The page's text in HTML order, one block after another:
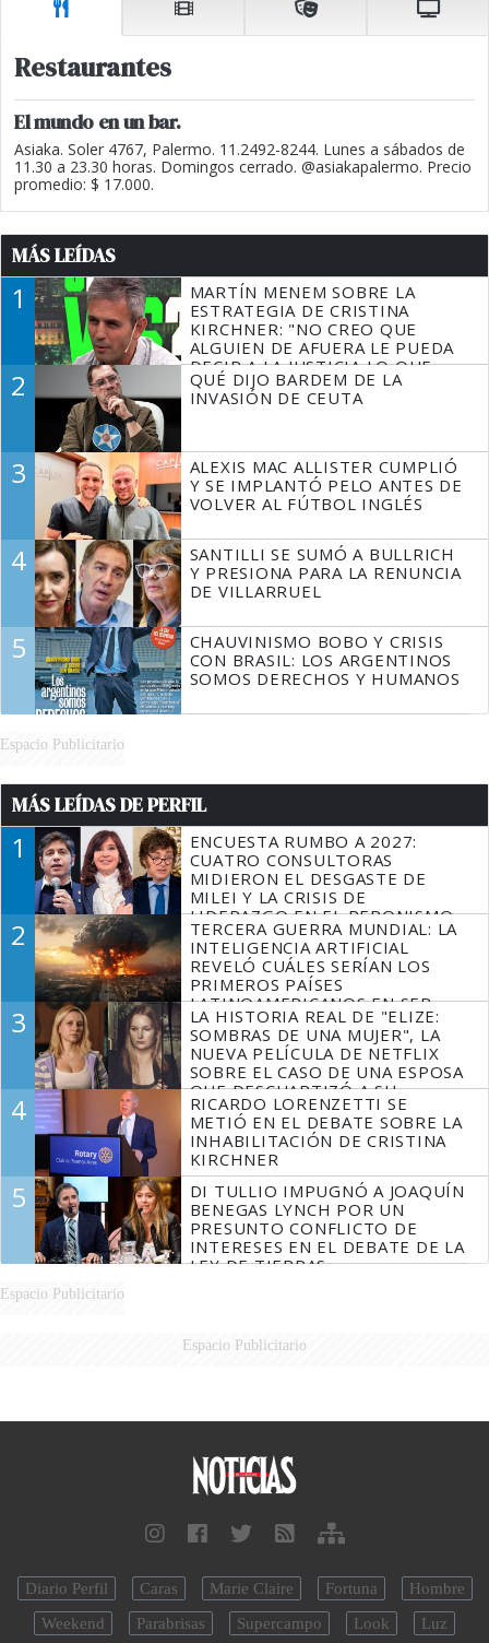
Restaurantes
El mundo en un bar.
Asiaka. Soler 4767, Palermo. 11.2492-8244. Lunes a sábados de
11.30 a 23.30 horas. Domingos cerrado. @asiakapalermo. Precio
promedio: $ 17.000.
MÁS LEÍDAS
1
MARTÍN MENEM SOBRE LA
ESTRATEGIA DE CRISTINA
KIRCHNER: "NO CREO QUE
ALGUIEN DE AFUERA LE PUEDA
DECIR A LA JUSTICIA LO QUE
TIENE QUE HACER"
2
QUÉ DIJO BARDEM DE LA
INVASIÓN DE CEUTA
3
ALEXIS MAC ALLISTER CUMPLIÓ
Y SE IMPLANTÓ PELO ANTES DE
VOLVER AL FÚTBOL INGLÉS
4
SANTILLI SE SUMÓ A BULLRICH
Y PRESIONA PARA LA RENUNCIA
DE VILLARRUEL
5
CHAUVINISMO BOBO Y CRISIS
CON BRASIL: LOS ARGENTINOS
SOMOS DERECHOS Y HUMANOS
Espacio Publicitario
MÁS LEÍDAS DE PERFIL
1
ENCUESTA RUMBO A 2027:
CUATRO CONSULTORAS
MIDIERON EL DESGASTE DE
MILEI Y LA CRISIS DE
LIDERAZGO EN EL PERONISMO
2
TERCERA GUERRA MUNDIAL: LA
INTELIGENCIA ARTIFICIAL
REVELÓ CUÁLES SERÍAN LOS
PRIMEROS PAÍSES
LATINOAMERICANOS EN SER
DERROTADOS
3
LA HISTORIA REAL DE "ELIZE:
SOMBRAS DE UNA MUJER", LA
NUEVA PELÍCULA DE NETFLIX
SOBRE EL CASO DE UNA ESPOSA
QUE DESCUARTIZÓ A SU
MARIDO
4
RICARDO LORENZETTI SE
METIÓ EN EL DEBATE SOBRE LA
INHABILITACIÓN DE CRISTINA
KIRCHNER
5
DI TULLIO IMPUGNÓ A JOAQUÍN
BENEGAS LYNCH POR UN
PRESUNTO CONFLICTO DE
INTERESES EN EL DEBATE DE LA
LEY DE TIERRAS
Espacio Publicitario
Espacio Publicitario
Diario Perfil Caras Marie Claire Fortuna
Hombre
Weekend
Parabrisas Supercampo Look Luz